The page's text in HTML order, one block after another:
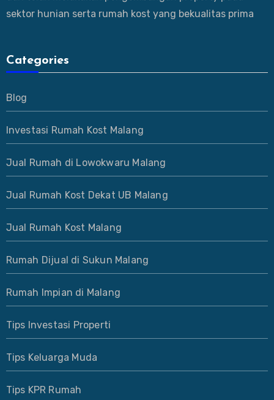
sektor hunian serta rumah kost yang bekualitas prima
Categories
Blog
Investasi Rumah Kost Malang
Jual Rumah di Lowokwaru Malang
Jual Rumah Kost Dekat UB Malang
Jual Rumah Kost Malang
Rumah Dijual di Sukun Malang
Rumah Impian di Malang
Tips Investasi Properti
Tips Keluarga Muda
Tips KPR Rumah